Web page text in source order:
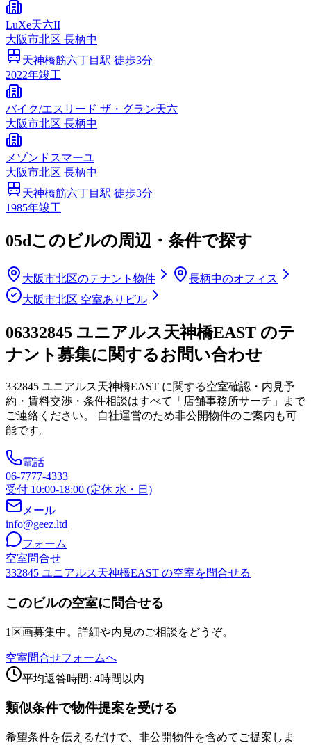
LuXe天六II
大阪市北区 長柄中
天神橋筋六丁目駅 徒歩3分
2022年竣工
バイク/エスリード ザ・グラン天六
大阪市北区 長柄中
メゾンドスマーユ
大阪市北区 長柄中
天神橋筋六丁目駅 徒歩3分
1985年竣工
05dこのビルの周辺・条件で探す
大阪市北区のテナント物件
長柄中のオフィス
大阪市北区 空室ありビル
06332845 ユニアルス天神橋EAST のテ
ナント募集に関するお問い合わせ
332845 ユニアルス天神橋EAST に関する空室確認・内見予
約・賃料交渉・条件相談はすべて「店舗事務所サーチ」まで
ご連絡ください。 自社運営のため非公開物件のご案内も可
能です。
電話
06-7777-4333
受付 10:00-18:00 (定休 水・日)
メール
info@geez.ltd
フォーム
空室問合せ
332845 ユニアルス天神橋EAST の空室を問合せる
このビルの空室に問合せる
1区画募集中。詳細や内見のご相談をどうぞ。
空室問合せフォームへ
平均返答時間: 4時間以内
類似条件で物件提案を受ける
希望条件を伝えるだけで、非公開物件を含めてご提案しま